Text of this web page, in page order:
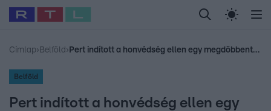
Legfrissebb RTL Híradó Randi Celeb vagyok,
Babits Marcella Most Wanted Gallusz
Címlap› Belföld › Pert indított a honvédség ellen egy megdöbbentő körülmények között kirúgott katona
Belföld
Pert indított a honvédség ellen egy